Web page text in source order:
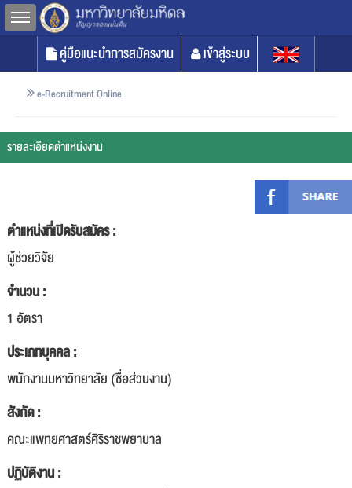
Toggle sidebar
คู่มือแนะนำการสมัครงาน
เข้าสู่ระบบ
e-Recruitment Online
รายละเอียดตำแหน่งงาน
ตำแหน่งที่เปิดรับสมัคร :
ผู้ช่วยวิจัย
จำนวน :
1 อัตรา
ประเภทบุคคล :
พนักงานมหาวิทยาลัย (ชื่อส่วนงาน)
สังกัด :
คณะแพทยศาสตร์ศิริราชพยาบาล
ปฏิบัติงาน :